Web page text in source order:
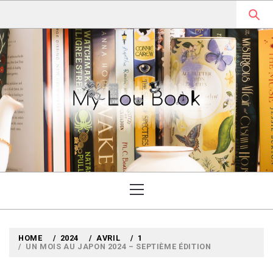
content
MYLOUBOOK
VOYAGES LITTÉRAIRES EN
ANGLETERRE ET AILLEURS
Menu
HOME 2024 AVRIL
1
UN MOIS AU JAPON 2024 – SEPTIÈME ÉDITION